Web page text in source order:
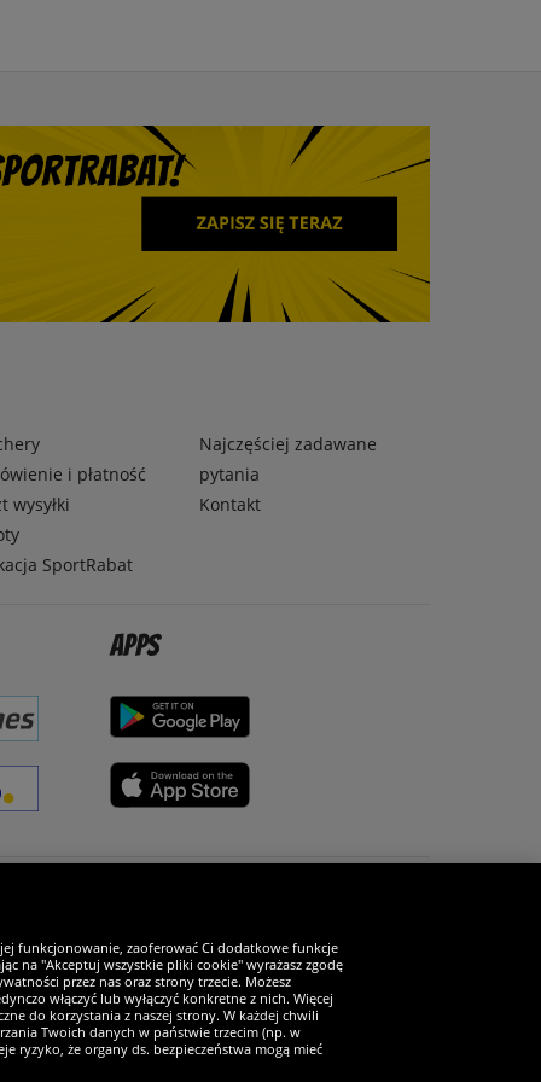
i płatność
wysyłki
SportRabat
Najczęściej zadawane
pytania
Kontakt
Apps
funkcjonowanie, zaoferować Ci dodatkowe funkcje
na "Akceptuj wszystkie pliki cookie" wyrażasz zgodę
przez nas oraz strony trzecie. Możesz
włączyć lub wyłączyć konkretne z nich. Więcej
do korzystania z naszej strony. W każdej chwili
Twoich danych w państwie trzecim (np. w
ryzyko, że organy ds. bezpieczeństwa mogą mieć